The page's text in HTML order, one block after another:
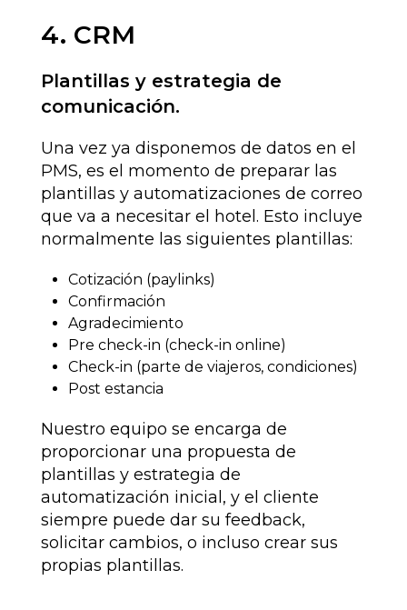
4. CRM
Plantillas y estrategia de
comunicación.
Una vez ya disponemos de datos en el
PMS, es el momento de preparar las
plantillas y automatizaciones de correo
que va a necesitar el hotel. Esto incluye
normalmente las siguientes plantillas:
Cotización (paylinks)
Confirmación
Agradecimiento
Pre check-in (check-in online)
Check-in (parte de viajeros, condiciones)
Post estancia
Nuestro equipo se encarga de
proporcionar una propuesta de
plantillas y estrategia de
automatización inicial, y el cliente
siempre puede dar su feedback,
solicitar cambios, o incluso crear sus
propias plantillas.